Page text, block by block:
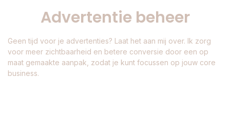
Advertentie beheer
Geen tijd voor je advertenties? Laat het aan mij over. Ik zorg
voor meer zichtbaarheid en betere conversie door een op
maat gemaakte aanpak, zodat je kunt focussen op jouw core
business.